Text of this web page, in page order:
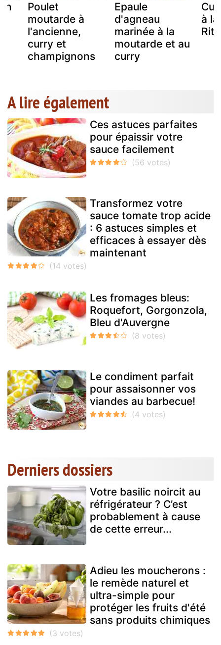
Poulet
moutarde à
l'ancienne,
curry et
champignons
Epaule
d'agneau
marinée à la
moutarde et au
curry
à
Rit
A lire également
Ces astuces parfaites
pour épaissir votre
sauce facilement
Transformez votre
sauce tomate trop acide
: 6 astuces simples et
efficaces à essayer dès
maintenant
Les fromages bleus:
Roquefort, Gorgonzola,
Bleu d'Auvergne
Le condiment parfait
pour assaisonner vos
viandes au barbecue!
Derniers dossiers
Votre basilic noircit au
réfrigérateur ? C’est
probablement à cause
de cette erreur...
Adieu les moucherons :
le remède naturel et
ultra-simple pour
protéger les fruits d'été
sans produits chimiques